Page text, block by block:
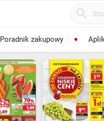
Poradnik zakupowy